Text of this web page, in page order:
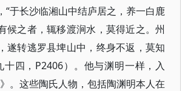
“于长沙临湘山中结庐居之，养一白鹿
候之者，辄移渡涧水，莫得近之。州
遂转逃罗县埤山中，终身不返，莫知
十四，P2406）。他与渊明一样，入
》。这些陶氏人物，包括陶渊明本人在